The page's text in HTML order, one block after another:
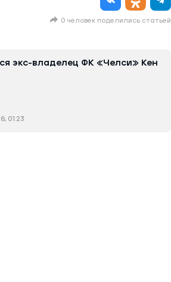
0 человек поделились статьей
экс-владелец ФК «Челси» Кен
01:23